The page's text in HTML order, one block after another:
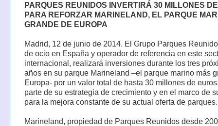
PARQUES REUNIDOS INVERTIRÁ 30 MILLONES
PARA REFORZAR MARINELAND, EL PARQUE
GRANDE DE EUROPA
Madrid, 12 de junio de 2014. El Grupo Parques
de ocio en España y operador de referencia en este
internacional, realizará inversiones durante los tres
años en su parque Marineland –el parque marino más
Europa- por un valor total de hasta 30 millones de
parte de su estrategia de crecimiento y en el marco de
para la mejora constante de su actual oferta de parques.
Marineland, propiedad de Parques Reunidos desde